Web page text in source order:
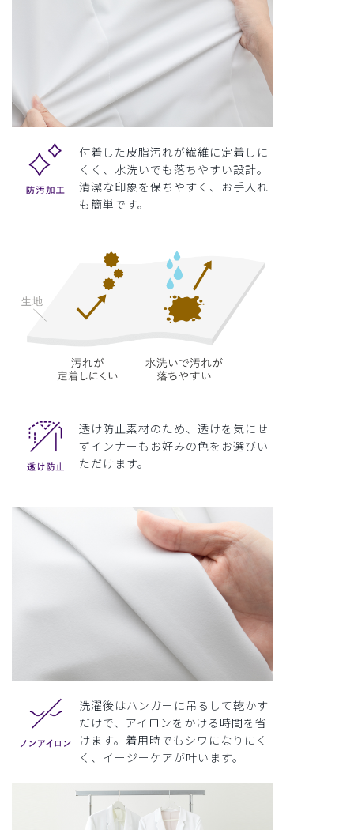
付着した皮脂汚れが繊維に定着しに
くく、水洗いでも落ちやすい設計。
清潔な印象を保ちやすく、お手入れ
も簡単です。
透け防止素材のため、透けを気にせ
ずインナーもお好みの色をお選びい
ただけます。
洗濯後はハンガーに吊るして乾かす
だけで、アイロンをかける時間を省
けます。着用時でもシワになりにく
く、イージーケアが叶います。